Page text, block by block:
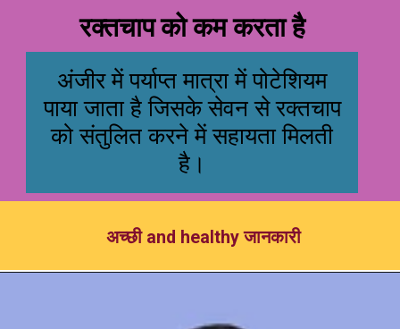
रक्तचाप को कम करता है
अंजीर में पर्याप्त मात्रा में पोटेशियम
पाया जाता है जिसके सेवन से रक्तचाप
को संतुलित करने में सहायता मिलती
है।
अच्छी and healthy जानकारी